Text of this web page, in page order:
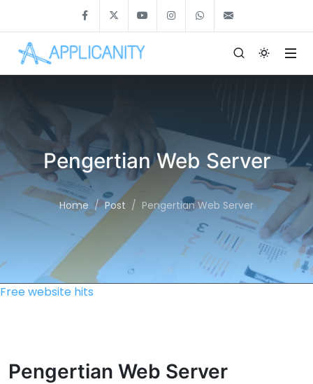
Pengertian Web Server
Home Post Pengertian Web Server
Free website hits
Pengertian Web Server